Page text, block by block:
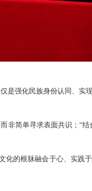
是强化民族身份认同、实
非简单寻求表面共识；“结
的根脉融会于心、实践